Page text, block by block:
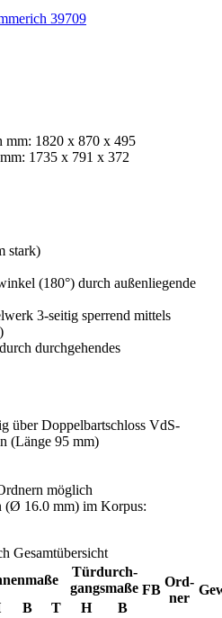
1820 x 870 x 495
1735 x 791 x 372
stark)
(180°) durch außenliegende
3-seitig sperrend mittels
durchgehendes
über Doppelbartschloss VdS-
(Länge 95 mm)
möglich
(Ø 16.0 mm) im Korpus:
Gesamtübersicht
Türdurch-
gangsmaße FB
Ord-
ner
B T H
B